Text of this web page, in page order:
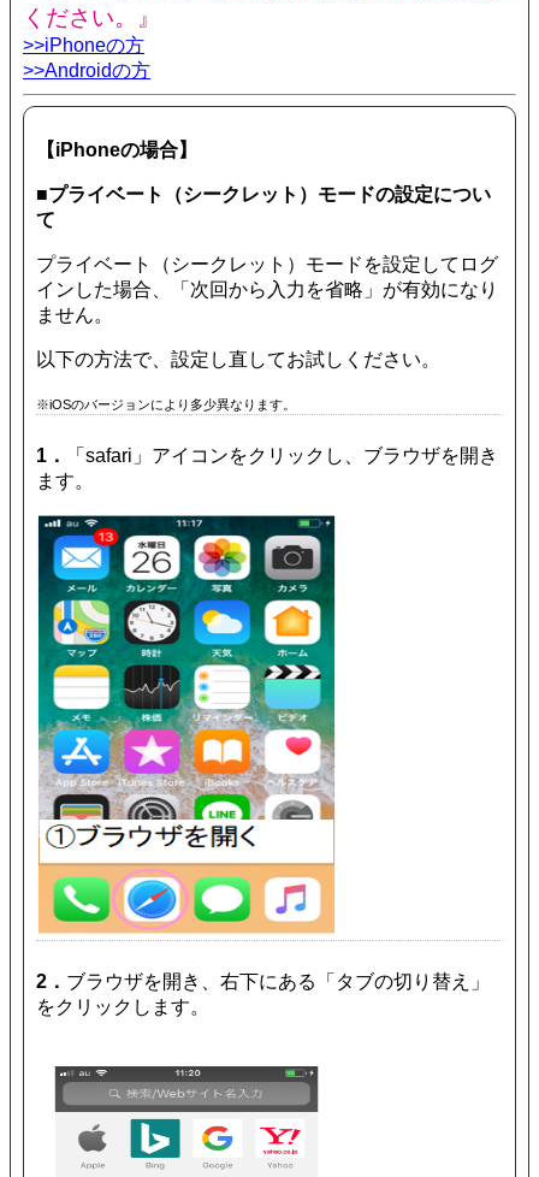
ください。』
>>iPhoneの方
>>Androidの方
【iPhoneの場合】
■プライベート（シークレット）モードの設定につい
て
プライベート（シークレット）モードを設定してログ
インした場合、「次回から入力を省略」が有効になり
ません。
以下の方法で、設定し直してお試しください。
※iOSのバージョンにより多少異なります。
1．
「safari」アイコンをクリックし、ブラウザを開き
ます。
2． ブラウザを開き、右下にある「タブの切り替え」
をクリックします。